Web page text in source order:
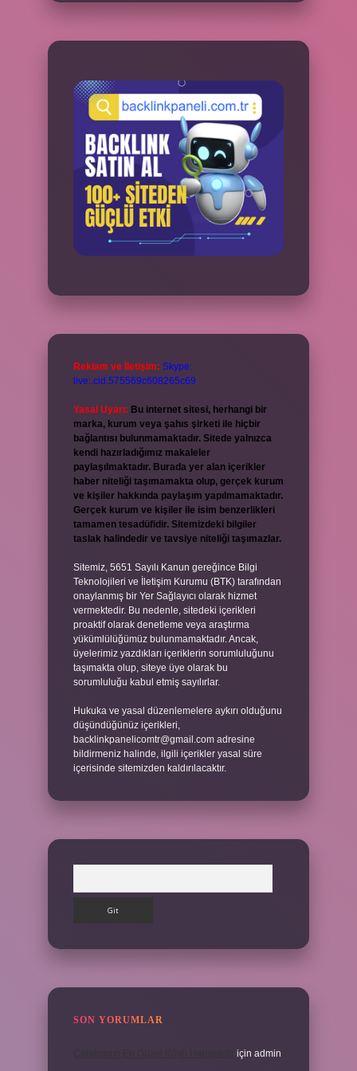
Reklam ve İletişim: Skype:
live:.cid.575569c608265c69
Yasal Uyarı: Bu internet sitesi, herhangi bir
marka, kurum veya şahıs şirketi ile hiçbir
bağlantısı bulunmamaktadır. Sitede yalnızca
kendi hazırladığımız makaleler
paylaşılmaktadır. Burada yer alan içerikler
haber niteliği taşımamakta olup, gerçek kurum
ve kişiler hakkında paylaşım yapılmamaktadır.
Gerçek kurum ve kişiler ile isim benzerlikleri
tamamen tesadüfidir. Sitemizdeki bilgiler
taslak halindedir ve tavsiye niteliği taşımazlar.
Sitemiz, 5651 Sayılı Kanun gereğince Bilgi
Teknolojileri ve İletişim Kurumu (BTK) tarafından
onaylanmış bir Yer Sağlayıcı olarak hizmet
vermektedir. Bu nedenle, sitedeki içerikleri
proaktif olarak denetleme veya araştırma
yükümlülüğümüz bulunmamaktadır. Ancak,
üyelerimiz yazdıkları içeriklerin sorumluluğunu
taşımakta olup, siteye üye olarak bu
sorumluluğu kabul etmiş sayılırlar.
Hukuka ve yasal düzenlemelere aykırı olduğunu
düşündüğünüz içerikleri,
backlinkpanelicomtr@gmail.com adresine
bildirmeniz halinde, ilgili içerikler yasal süre
içerisinde sitemizden kaldırılacaktır.
SON YORUMLAR
için admin